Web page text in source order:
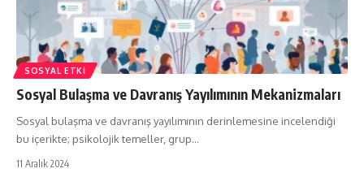
SOSYAL ETKI
Sosyal Bulaşma ve Davranış Yayılımının Mekanizmaları
Sosyal bulaşma ve davranış yayılımının derinlemesine incelendiği
bu içerikte; psikolojik temeller, grup…
11 Aralık 2024